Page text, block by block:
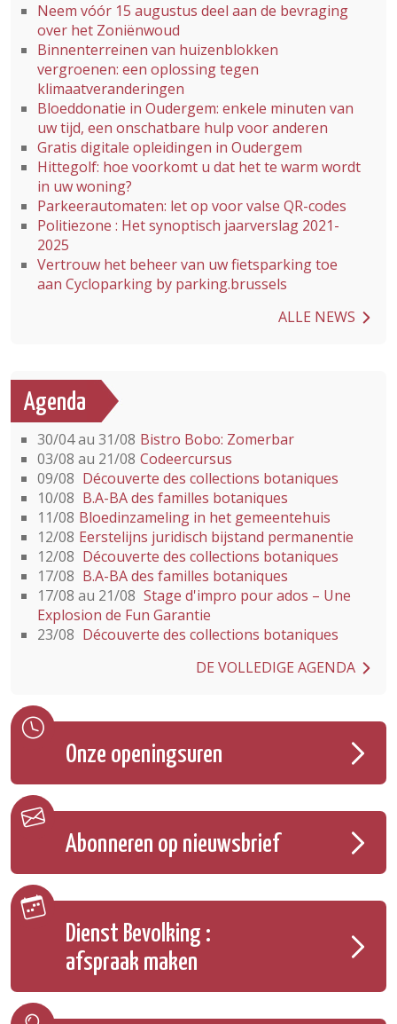
Neem vóór 15 augustus deel aan de bevraging
over het Zoniënwoud
Binnenterreinen van huizenblokken
vergroenen: een oplossing tegen
klimaatveranderingen
Bloeddonatie in Oudergem: enkele minuten van
uw tijd, een onschatbare hulp voor anderen
Gratis digitale opleidingen in Oudergem
Hittegolf: hoe voorkomt u dat het te warm wordt
in uw woning?
Parkeerautomaten: let op voor valse QR-codes
Politiezone : Het synoptisch jaarverslag 2021-
2025
Vertrouw het beheer van uw fietsparking toe
aan Cycloparking by parking.brussels
ALLE NEWS
Agenda
30/04 au 31/08 Bistro Bobo: Zomerbar
03/08 au 21/08 Codeercursus
09/08 Découverte des collections botaniques
10/08 B.A-BA des familles botaniques
11/08 Bloedinzameling in het gemeentehuis
12/08 Eerstelijns juridisch bijstand permanentie
12/08 Découverte des collections botaniques
17/08 B.A-BA des familles botaniques
17/08 au 21/08 Stage d'impro pour ados – Une
Explosion de Fun Garantie
23/08 Découverte des collections botaniques
DE VOLLEDIGE AGENDA
Onze openingsuren
Abonneren op nieuwsbrief
Dienst Bevolking :
afspraak maken